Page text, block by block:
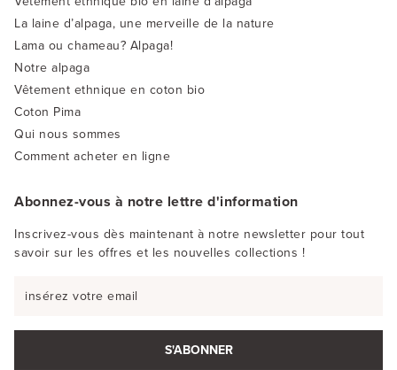
La laine d’alpaga, une merveille de la nature
Lama ou chameau? Alpaga!
Notre alpaga
Vêtement ethnique en coton bio
Coton Pima
Qui nous sommes
Comment acheter en ligne
Abonnez-vous à notre lettre d'information
Inscrivez-vous dès maintenant à notre newsletter pour tout
savoir sur les offres et les nouvelles collections !
S'ABONNER